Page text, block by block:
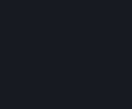
Wszelkie środki dodane do
które nie zostały przez
miesięcy od daty dodania,
wymaganiami prawa
zobaczyć swoje środki
D. Handel Subskrypcjami i